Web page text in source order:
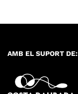
AMB EL SUPORT DE: